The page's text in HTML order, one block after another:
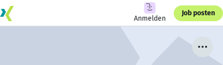
Anmelden
Job posten